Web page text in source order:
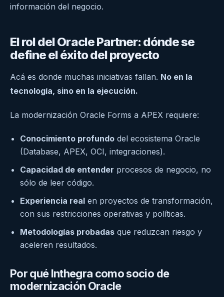
información del negocio.
El rol del Oracle Partner: dónde se
define el éxito del proyecto
Acá es donde muchas iniciativas fallan. No en la
tecnología, sino en la ejecución.
La modernización Oracle Forms a APEX requiere:
Conocimiento profundo del ecosistema Oracle
(Database, APEX, OCI, integraciones).
Capacidad de entender procesos de negocio, no
sólo de leer código.
Experiencia real en proyectos de transformación,
con sus restricciones operativas y políticas.
Metodologías probadas que reduzcan riesgo y
aceleren resultados.
Por qué Inthegra como socio de
modernización Oracle